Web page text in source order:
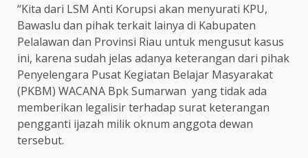
“Kita dari LSM Anti Korupsi akan menyurati KPU,
Bawaslu dan pihak terkait lainya di Kabupaten
Pelalawan dan Provinsi Riau untuk mengusut kasus
ini, karena sudah jelas adanya keterangan dari pihak
Penyelengara Pusat Kegiatan Belajar Masyarakat
(PKBM) WACANA Bpk Sumarwan yang tidak ada
memberikan legalisir terhadap surat keterangan
pengganti ijazah milik oknum anggota dewan
tersebut.